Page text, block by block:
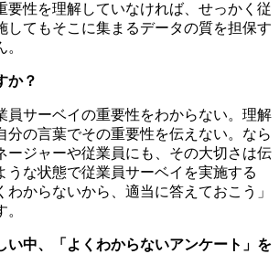
要性を理解していなければ、せっかく従
してもそこに集まるデータの質を担保す
か？
員サーベイの重要性をわからない。理解
分の言葉でその重要性を伝えない。なら
ージャーや従業員にも、その大切さは伝
うな状態で従業員サーベイを実施する
わからないから、適当に答えておこう」
中、「よくわからないアンケート」を